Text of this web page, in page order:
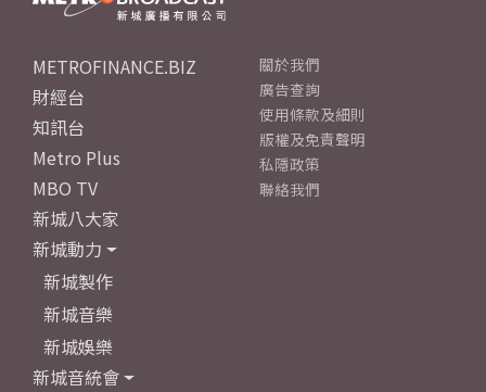
METROFINANCE.BIZ
財經台
知訊台
Metro Plus
MBO TV
新城八大家
新城動力
新城製作
新城音樂
新城娛樂
新城音統會
關於我們
廣告查詢
使用條款及細則
版權及免責聲明
私隱政策
聯絡我們